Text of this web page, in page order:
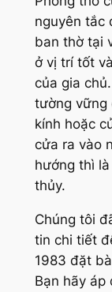
nguyên tắc
ban thờ tại
ở vị trí tốt
của gia
tường vững
kính hoặc
cửa ra vào
hướng thì
thủy.
Chúng tôi
tin chi tiết
1983 đặt
Bạn hãy áp